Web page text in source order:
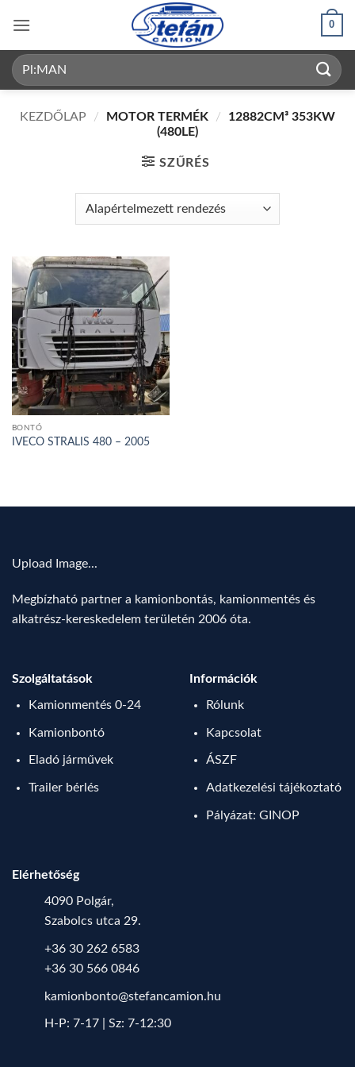
content
0
Keresés
a
KEZDŐLAP / MOTOR TERMÉK /
12882CM³ 353KW
(480LE)
SZŰRÉS
BONTÓ
IVECO STRALIS 480 – 2005
Upload Image...
Megbízható partner a kamionbontás, kamionmentés és
alkatrész-kereskedelem területén 2006 óta.
Szolgáltatások
Kamionmentés 0-24
Kamionbontó
Eladó járművek
Trailer bérlés
Információk
Rólunk
Kapcsolat
ÁSZF
Adatkezelési tájékoztató
Pályázat: GINOP
Elérhetőség
4090 Polgár,
Szabolcs utca 29.
+36 30 262 6583
+36 30 566 0846
kamionbonto@stefancamion.hu
H-P: 7-17 | Sz: 7-12:30